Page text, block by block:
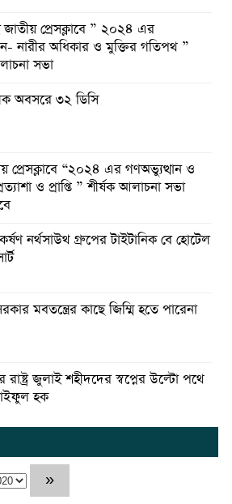
প্রেসক্লাবে ” ২০২৪ এর
নারীর অধিকার ও মুক্তির গতিপথ ”
সভা
অবসরে ৩২ ডিসি
প্রেসক্লাবে “২০২৪ এর গণঅভ্যুত্থান ও
ও প্রাপ্তি ” শীর্ষক আলাচনা সভা
নর্থসাউথ গ্রুপের টাইটানিক বে হোটেল
মবতন্ত্রের কাছে জিম্মি হতে পারেনা
জুলাই শহীদদের স্বপ্নের উল্টো পথে
হক